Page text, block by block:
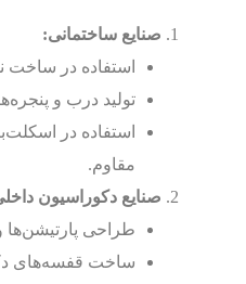
صنایع ساختمانی:
استفاده در ساخت
تولید درب و
استفاده در
مقاوم.
صنایع دکوراسیون
طراحی پارتیشن‌ها
ساخت قفسه‌های